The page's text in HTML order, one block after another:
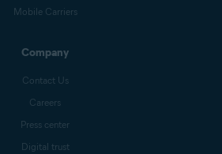
Mobile Carriers
Company
Contact Us
Careers
Press center
Digital trust